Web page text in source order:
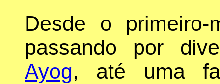
Desde o primeiro-
passando por
Ayog, até uma